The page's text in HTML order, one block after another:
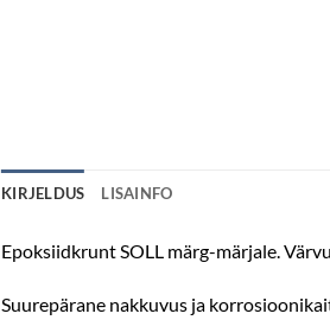
KIRJELDUS LISAINFO
Epoksiidkrunt SOLL märg-märjale.
Suurepärane nakkuvus ja